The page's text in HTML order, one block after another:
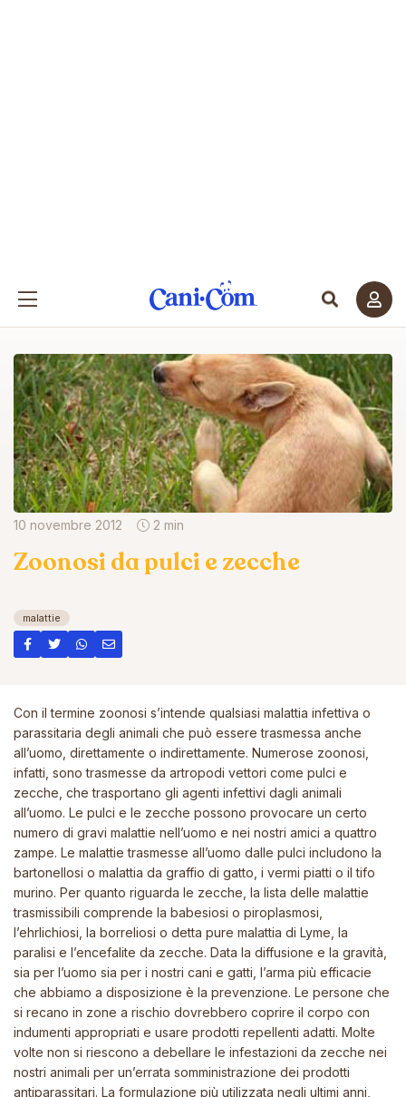
10 novembre 2012 2 min
Zoonosi da pulci e zecche
malattie
Con il termine zoonosi s’intende qualsiasi malattia infettiva o
parassitaria degli animali che può essere trasmessa anche
all’uomo, direttamente o indirettamente. Numerose zoonosi,
infatti, sono trasmesse da artropodi vettori come pulci e
zecche, che trasportano gli agenti infettivi dagli animali
all’uomo. Le pulci e le zecche possono provocare un certo
numero di gravi malattie nell’uomo e nei nostri amici a quattro
zampe. Le malattie trasmesse all’uomo dalle pulci includono la
bartonellosi o malattia da graffio di gatto, i vermi piatti o il tifo
murino. Per quanto riguarda le zecche, la lista delle malattie
trasmissibili comprende la babesiosi o piroplasmosi,
l’ehrlichiosi, la borreliosi o detta pure malattia di Lyme, la
paralisi e l’encefalite da zecche. Data la diffusione e la gravità,
sia per l’uomo sia per i nostri cani e gatti, l’arma più efficacie
che abbiamo a disposizione è la prevenzione. Le persone che
si recano in zone a rischio dovrebbero coprire il corpo con
indumenti appropriati e usare prodotti repellenti adatti. Molte
volte non si riescono a debellare le infestazioni da zecche nei
nostri animali per un’errata somministrazione dei prodotti
antiparassitari. La formulazione più utilizzata negli ultimi anni,